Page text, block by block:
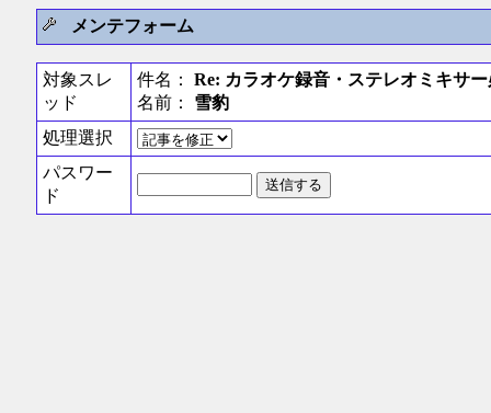
メンテフォーム
対象スレ
ッド
件名： Re: カラオケ録音・ステレオミキサー
名前： 雪豹
処理選択
パスワー
ド